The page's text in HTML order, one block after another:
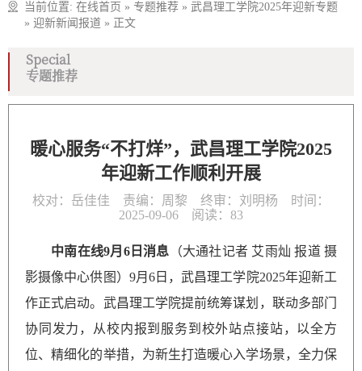
当前位置: 在线首页 » 专题推荐 » 武昌理工学院2025年迎新专题
» 迎新新闻报道 » 正文
Special
专题推荐
暖心服务“不打烊”，武昌理工学院2025
年迎新工作顺利开展
校对：岳佳佳 责编：周黎 终审：刘明杨 时间：
2025-09-06 阅读： 83
中南在线9月 6日消息 （大通社记者 艾雨灿 报道 摄
影摄像中心供图）9月6日，武昌理工学院2025年迎新工
作正式启动。武昌理工学院提前统筹谋划，联动多部门
协同发力，从校内报到服务到校外站点接站，以全方
位、精细化的举措，为新生打造暖心入学场景，全力保